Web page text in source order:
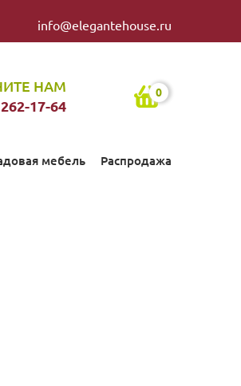
info@elegantehouse.ru
НАМ
17-64
0
мебель Распродажа